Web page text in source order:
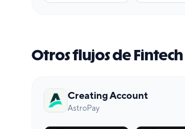
Otros flujos de Fintech
Creating Account
AstroPay